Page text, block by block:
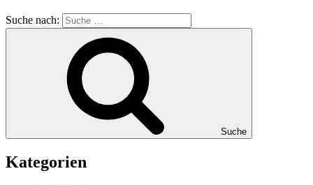
Suche nach:
Suche
Kategorien